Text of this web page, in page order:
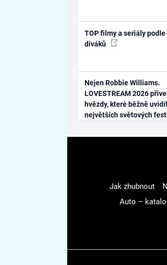
TOP filmy a seriály
diváků
Nejen Robbie Williams.
LOVESTREAM 2026
hvězdy, které běžně
největších světových
Jak zhubnout
Auto –